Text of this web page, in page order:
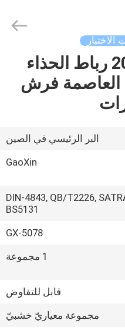
إسو 22774: 2004 رباط الحذاء
العاصمة فرش
البر الرئيسي في الصين
GaoXin
DIN-4843, QB/T2226,
BS5131
GX-5078
1 مجموعة
قابل للتفاوض
مجموعة معياريّ خشبيّ